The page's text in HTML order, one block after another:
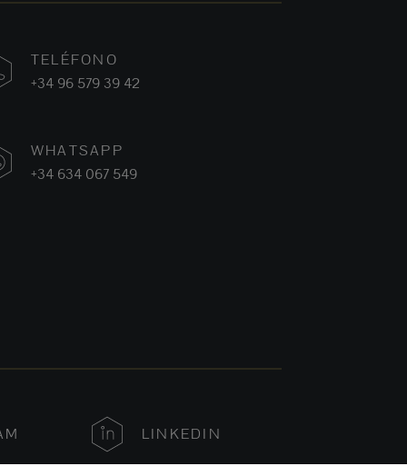
TELÉFONO
+34 96 579 39 42
WHATSAPP
+34 634 067 549
LINKEDIN